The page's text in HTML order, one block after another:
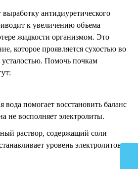
антидиуретического
к увеличению объема
жидкости организмом. Это
которое проявляется сухостью во
Помочь почкам
вода помогает восстановить баланс
не восполняет электролиты.
раствор, содержащий соли
уровень электролитов